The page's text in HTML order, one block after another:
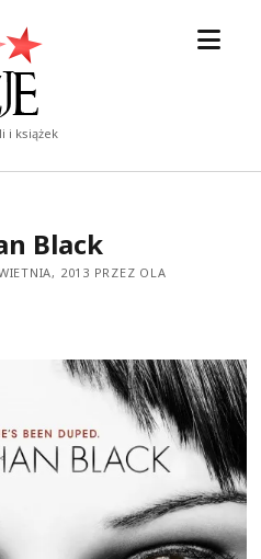
i książek
Black
2013 PRZEZ OLA